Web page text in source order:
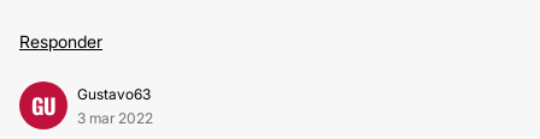
Responder
GU
Gustavo63
3 mar 2022